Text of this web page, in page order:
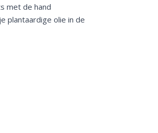
met de hand
plantaardige olie in de